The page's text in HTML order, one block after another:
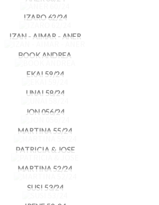
IZARO 62/24
IZAN - AIMAR - ANER
BOOK ANDREA
EKAI 59/24
UNAI 58/24
JON 056/24
MARTINA 55/24
PATRICIA & JOSE
MARTINA 52/24
SUSI 53/24